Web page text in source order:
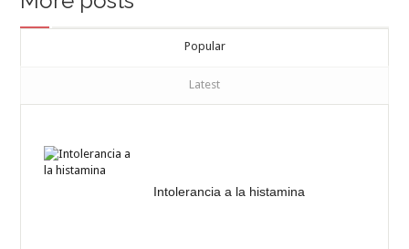
Popular
Latest
Intolerancia a la histamina